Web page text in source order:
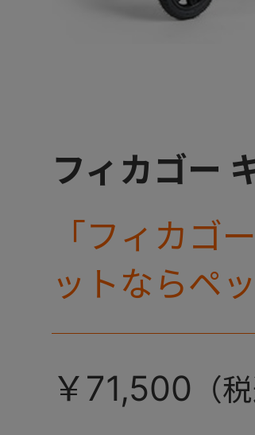
フィカゴー
「フィカゴ
ットならペ
使える、耐
向け車体登
￥71,500